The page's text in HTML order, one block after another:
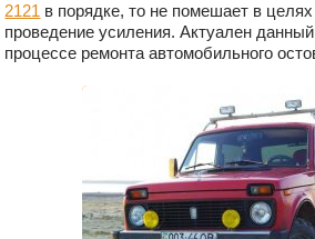
2121 в порядке, то не помешает в
проведение усиления. Актуален
процессе ремонта автомобильного